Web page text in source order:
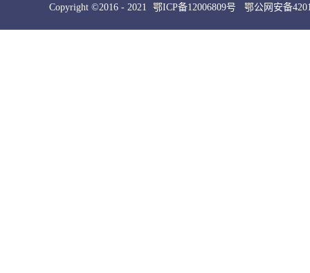
Copyright ©2016 - 2021 鄂ICP备12006809号 鄂公网安备